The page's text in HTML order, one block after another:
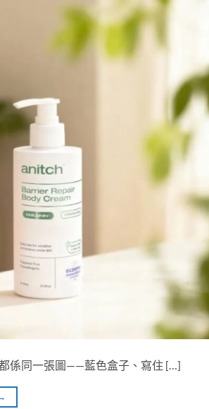
都係同一張圖——藍色盒子、寫住 […]